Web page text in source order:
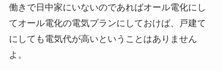
働きで日中家にいないのであればオール電化にし
てオール電化の電気プランにしておけば、戸建て
にしても電気代が高いということはありません
よ。